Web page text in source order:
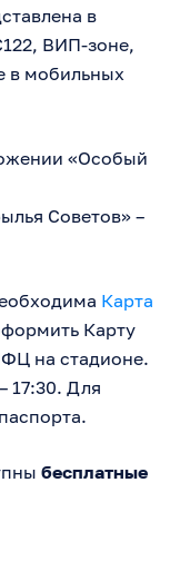
в
ВИП-зоне,
в мобильных
«Особый
Советов» –
Карта
Карту
на стадионе.
17:30. Для
бесплатные